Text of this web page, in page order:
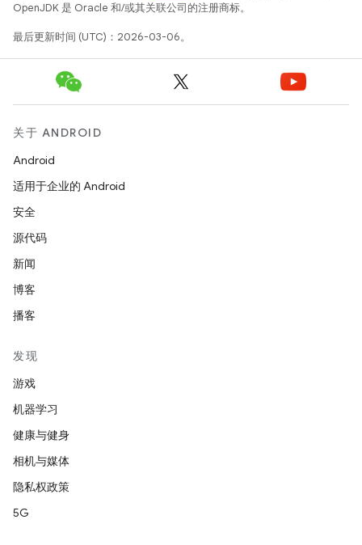
OpenJDK 是 Oracle 和/或其关联公司的注册商标。
最后更新时间 (UTC)：2026-03-06。
关于 ANDROID
Android
适用于企业的 Android
安全
源代码
新闻
博客
播客
发现
游戏
机器学习
健康与健身
相机与媒体
隐私权政策
5G